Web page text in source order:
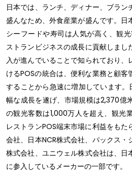
日本では、ランチ、ディナー、ブラ
盛んなため、外食産業が盛んです。日
シーフードや寿司は人気が高く、観
ストランビジネスの成長に貢献しま
入が進んでいることで知られており、
けるPOSの統合は、便利な業務と顧
することから急速に増加しています
幅な成長を遂げ、市場規模は2,370億
の観光客数は1,000万人を超え、観光
レストランPOS端末市場に利益をも
会社、日本NCR株式会社、パックス
株式会社、ユニウェル株式会社は、日
に参入しているメーカーの一部です。